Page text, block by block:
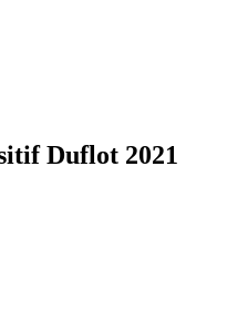
Duflot 2021